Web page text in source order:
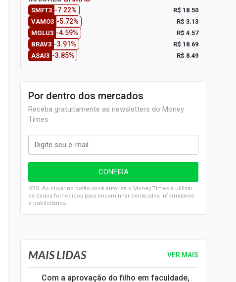
SMFT3 -7.22%
R$ 18.50
VAMO3 -5.72%
R$ 3.13
MGLU3 -4.59%
R$ 4.57
BRAV3 -3.91%
R$ 18.69
ASAI3 -3.85% R$ 8.49
Por dentro dos mercados
Receba gratuitamente as newsletters do Money
Times
OBS: Ao clicar no botão você autoriza o Money Times a utilizar
os dados fornecidos para encaminhar conteúdos informativos
e publicitários.
SELIC em 14%: A repercussão da decisão sobre os JUROS
MAIS LIDAS VER MAIS
Com a aprovação do filho em faculdade,